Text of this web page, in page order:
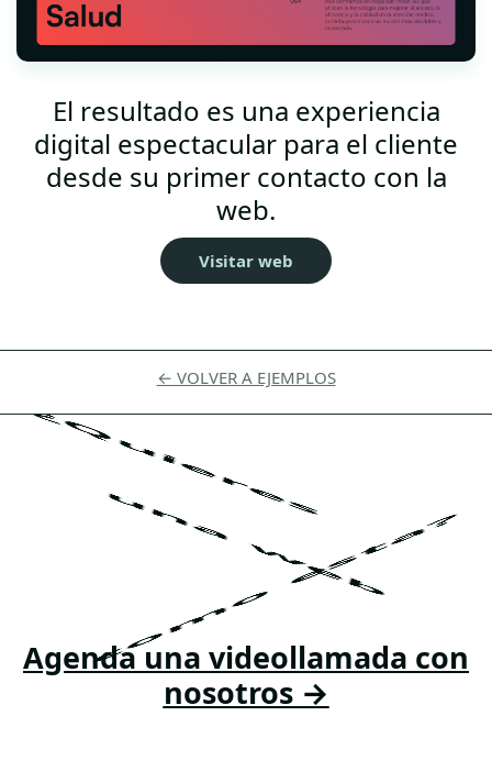
El resultado es una experiencia
digital espectacular para el cliente
desde su primer contacto con la
web.
Visitar web
← VOLVER A EJEMPLOS
¿Quieres
una web
como esta?
Agenda una videollamada con
nosotros →